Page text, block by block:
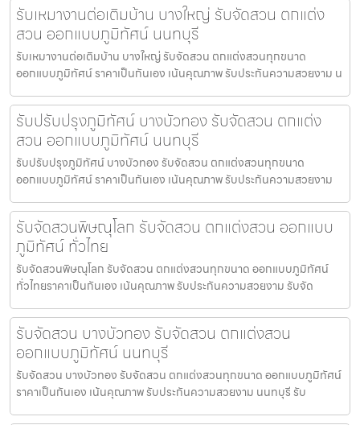
รับเหมางานต่อเติมบ้าน บางใหญ่ รับจัดสวน ตกแต่ง
สวน ออกแบบภูมิทัศน์ นนทบุรี
รับเหมางานต่อเติมบ้าน บางใหญ่ รับจัดสวน ตกแต่งสวนทุกขนาด
ออกแบบภูมิทัศน์ ราคาเป็นกันเอง เน้นคุณภาพ รับประกันความสวยงาม น
รับปรับปรุงภูมิทัศน์ บางบัวทอง รับจัดสวน ตกแต่ง
สวน ออกแบบภูมิทัศน์ นนทบุรี
รับปรับปรุงภูมิทัศน์ บางบัวทอง รับจัดสวน ตกแต่งสวนทุกขนาด
ออกแบบภูมิทัศน์ ราคาเป็นกันเอง เน้นคุณภาพ รับประกันความสวยงาม
รับจัดสวนพิษณุโลก รับจัดสวน ตกแต่งสวน ออกแบบ
ภูมิทัศน์ ทั่วไทย
รับจัดสวนพิษณุโลก รับจัดสวน ตกแต่งสวนทุกขนาด ออกแบบภูมิทัศน์
ทั่วไทยราคาเป็นกันเอง เน้นคุณภาพ รับประกันความสวยงาม รับจัด
รับจัดสวน บางบัวทอง รับจัดสวน ตกแต่งสวน
ออกแบบภูมิทัศน์ นนทบุรี
รับจัดสวน บางบัวทอง รับจัดสวน ตกแต่งสวนทุกขนาด ออกแบบภูมิทัศน์
ราคาเป็นกันเอง เน้นคุณภาพ รับประกันความสวยงาม นนทบุรี รับ